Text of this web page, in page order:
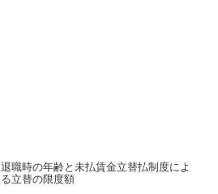
退職時の年齢と未払賃金立替払制度によ
る立替の限度額